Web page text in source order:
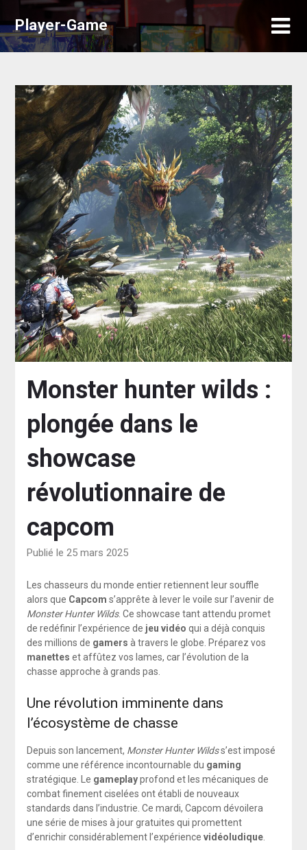
to
content
Player-Game
Monster hunter wilds :
plongée dans le
showcase
révolutionnaire de
capcom
Publié le 25 mars 2025
Les chasseurs du monde entier retiennent leur souffle
alors que Capcom s’apprête à lever le voile sur l’avenir de
Monster Hunter Wilds. Ce showcase tant attendu promet
de redéfinir l’expérience de jeu vidéo qui a déjà conquis
des millions de gamers à travers le globe. Préparez vos
manettes et affûtez vos lames, car l’évolution de la
chasse approche à grands pas.
Une révolution imminente dans
l’écosystème de chasse
Depuis son lancement, Monster Hunter Wildss’est imposé
comme une référence incontournable du gaming
stratégique. Le gameplayprofond et les mécaniques de
combat finement ciselées ont établi de nouveaux
standards dans l’industrie. Ce mardi, Capcom dévoilera
une série de mises à jour gratuites qui promettent
d’enrichir considérablement l’expérience vidéoludique.